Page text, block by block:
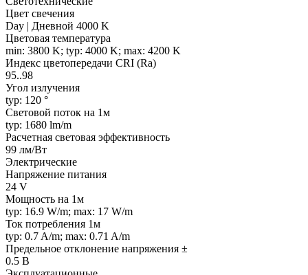
Цвет свечения
Day | Дневной 4000 K
Цветовая температура
min: 3800 K; typ: 4000 K; max: 4200 K
Индекс цветопередачи CRI (Ra)
95..98
Угол излучения
typ: 120 °
Световой поток на 1м
typ: 1680 lm/m
Расчетная световая эффективность
99 лм/Вт
Электрические
Напряжение питания
24 V
Мощность на 1м
typ: 16.9 W/m; max: 17 W/m
Ток потребления 1м
typ: 0.7 A/m; max: 0.71 A/m
Предельное отклонение напряжения ±
0.5 В